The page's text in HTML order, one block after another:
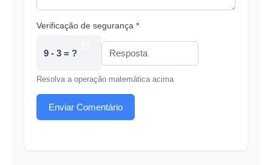
Verificação de segurança *
9 - 3 = ?
Resolva a operação matemática acima
Enviar Comentário